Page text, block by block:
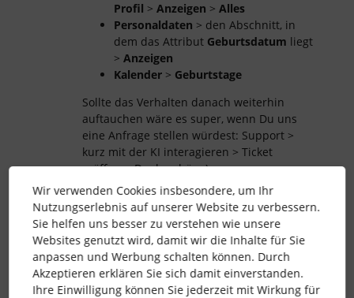
Profil > Anzeigen > Alles
Personaldaten > den Abschnitt, in
dem das Attribut Geburtsdatum liegt
> Anzeigen
Kalender > Geburtstage
Sollte das Verhalten danach weiterhin
auftauchen wäre es super, wenn Du uns
eine Anfrage stellen würdest: Support >
kurz mit der KI interagieren > Ticket
eröffnen. Dankeschön :)
kalender geburtstag ical Birthdays
1 Personen gefällt dies
Wir verwenden Cookies insbesondere, um Ihr
Nutzungserlebnis auf unserer Website zu verbessern.
Sie helfen uns besser zu verstehen wie unsere
Websites genutzt wird, damit wir die Inhalte für Sie
anpassen und Werbung schalten können. Durch
Akzeptieren erklären Sie sich damit einverstanden.
Ihre Einwilligung können Sie jederzeit mit Wirkung für